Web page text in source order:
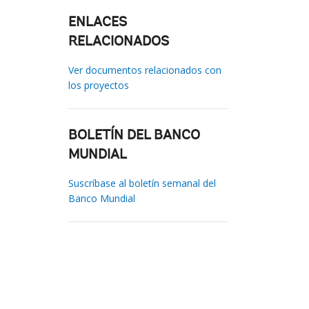
ENLACES
RELACIONADOS
Ver documentos relacionados con
los proyectos
BOLETÍN DEL BANCO
MUNDIAL
Suscríbase al boletín semanal del
Banco Mundial